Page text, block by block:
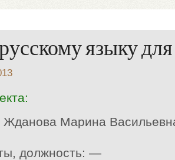
языку для
Марина
должность: —